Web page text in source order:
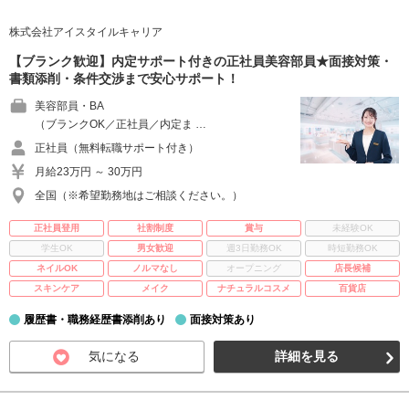
株式会社アイスタイルキャリア
【ブランク歓迎】内定サポート付きの正社員美容部員★面接対策・
書類添削・条件交渉まで安心サポート！
美容部員・BA
（ブランクOK／正社員／内定ま …
正社員（無料転職サポート付き）
月給23万円 ～ 30万円
全国（※希望勤務地はご相談ください。）
正社員登用 社割制度 賞与
未経験OK
学生OK
男女歓迎 週3日勤務OK
時短勤務OK
ネイルOK
ノルマなし オープニング
店長候補
スキンケア
メイク ナチュラルコスメ 百貨店
履歴書・職務経歴書添削あり 面接対策あり
気になる 詳細を見る